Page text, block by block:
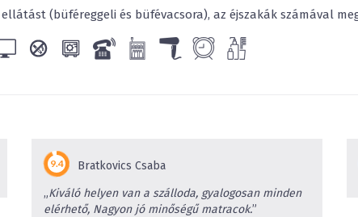
(büféreggeli és büfévacsora), az éjszakák számával
Bratkovics Csaba
„Kiváló helyen van a szálloda, gyalogosan minden
elérhető, Nagyon jó minőségű matracok.”